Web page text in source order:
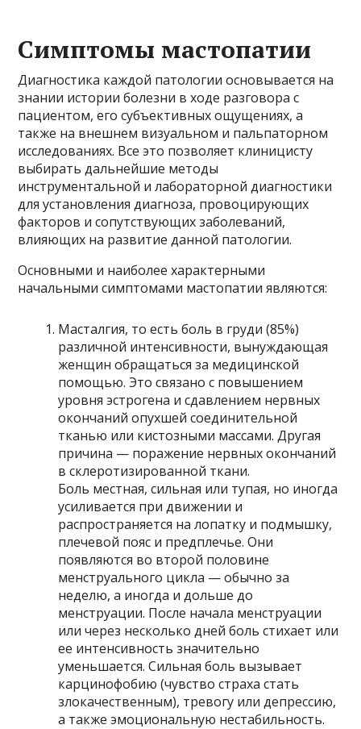
Симптомы мастопатии
Диагностика каждой патологии основывается на
знании истории болезни в ходе разговора с
пациентом, его субъективных ощущениях, а
также на внешнем визуальном и пальпаторном
исследованиях. Все это позволяет клиницисту
выбирать дальнейшие методы
инструментальной и лабораторной диагностики
для установления диагноза, провоцирующих
факторов и сопутствующих заболеваний,
влияющих на развитие данной патологии.
Основными и наиболее характерными
начальными симптомами мастопатии являются:
Масталгия, то есть боль в груди (85%)
различной интенсивности, вынуждающая
женщин обращаться за медицинской
помощью. Это связано с повышением
уровня эстрогена и сдавлением нервных
окончаний опухшей соединительной
тканью или кистозными массами. Другая
причина — поражение нервных окончаний
в склеротизированной ткани.
Боль местная, сильная или тупая, но иногда
усиливается при движении и
распространяется на лопатку и подмышку,
плечевой пояс и предплечье. Они
появляются во второй половине
менструального цикла — обычно за
неделю, а иногда и дольше до
менструации. После начала менструации
или через несколько дней боль стихает или
ее интенсивность значительно
уменьшается. Сильная боль вызывает
карцинофобию (чувство страха стать
злокачественным), тревогу или депрессию,
а также эмоциональную нестабильность.